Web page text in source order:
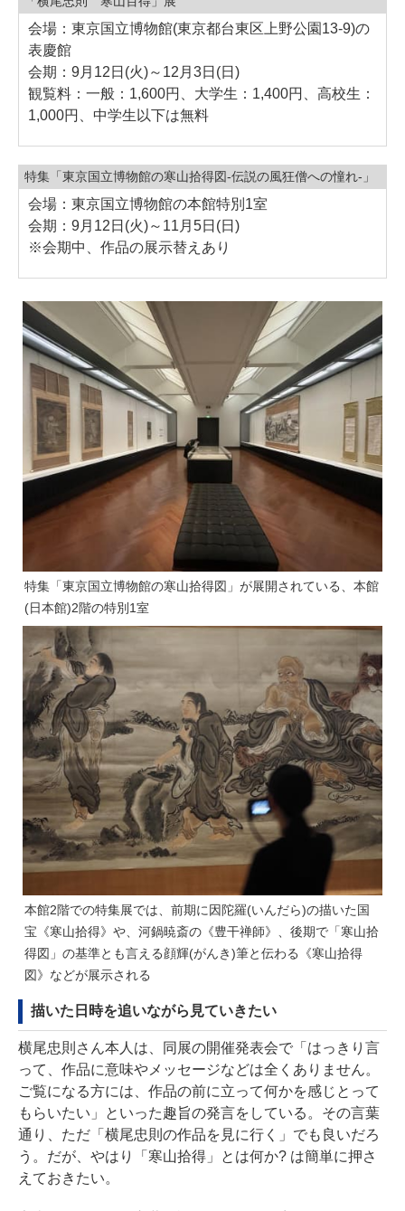
会場：東京国立博物館(東京都台東区上野公園13-9)の
表慶館
会期：9月12日(火)～12月3日(日)
観覧料：一般：1,600円、大学生：1,400円、高校生：
1,000円、中学生以下は無料
特集「東京国立博物館の寒山拾得図-伝説の風狂僧への憧れ-」
会場：東京国立博物館の本館特別1室
会期：9月12日(火)～11月5日(日)
※会期中、作品の展示替えあり
特集「東京国立博物館の寒山拾得図」が展開されている、本館
(日本館)2階の特別1室
本館2階での特集展では、前期に因陀羅(いんだら)の描いた国
宝《寒山拾得》や、河鍋暁斎の《豊干禅師》、後期で「寒山拾
得図」の基準とも言える顔輝(がんき)筆と伝わる《寒山拾得
図》などが展示される
描いた日時を追いながら見ていきたい
横尾忠則さん本人は、同展の開催発表会で「はっきり言
って、作品に意味やメッセージなどは全くありません。
ご覧になる方には、作品の前に立って何かを感じとって
もらいたい」といった趣旨の発言をしている。その言葉
通り、ただ「横尾忠則の作品を見に行く」でも良いだろ
う。だが、やはり「寒山拾得」とは何か? は簡単に押さ
えておきたい。